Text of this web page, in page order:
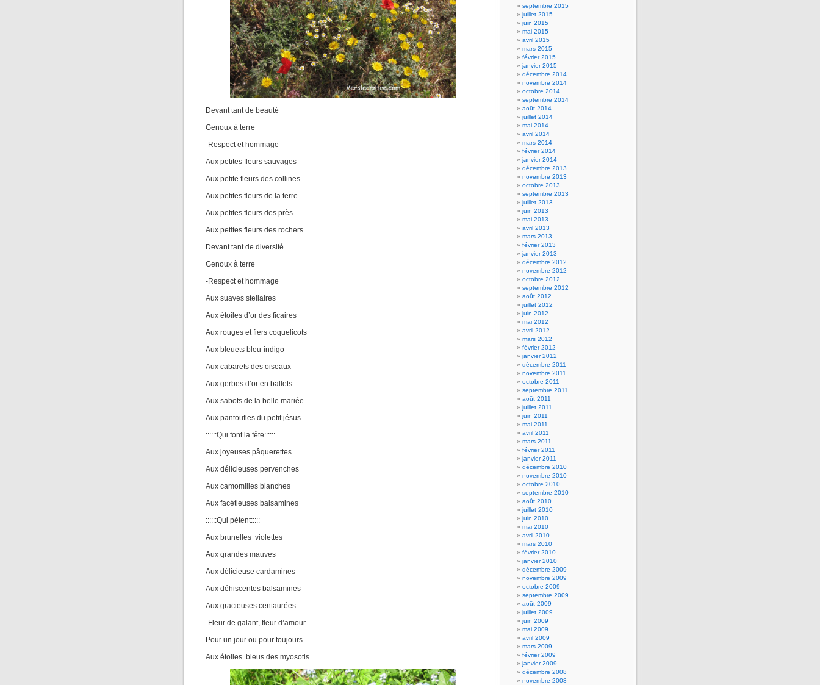
Devant tant de beauté
Genoux à terre
-Respect et hommage
Aux petites fleurs sauvages
Aux petite fleurs des collines
Aux petites fleurs de la terre
Aux petites fleurs des près
Aux petites fleurs des rochers
Devant tant de diversité
Genoux à terre
-Respect et hommage
Aux suaves stellaires
Aux étoiles d’or des ficaires
Aux rouges et fiers coquelicots
Aux bleuets bleu-indigo
Aux cabarets des oiseaux
Aux gerbes d’or en ballets
Aux sabots de la belle mariée
Aux pantoufles du petit jésus
::::::Qui font la fête::::::
Aux joyeuses pâquerettes
Aux délicieuses pervenches
Aux camomilles blanches
Aux facétieuses balsamines
::::::Qui pètent:::::
Aux brunelles violettes
Aux grandes mauves
Aux délicieuse cardamines
Aux déhiscentes balsamines
Aux gracieuses centaurées
-Fleur de galant, fleur d’amour
Pour un jour ou pour toujours-
Aux étoiles bleus des myosotis
septembre 2015
juillet 2015
juin 2015
mai 2015
avril 2015
mars 2015
février 2015
janvier 2015
décembre 2014
novembre 2014
octobre 2014
septembre 2014
août 2014
juillet 2014
mai 2014
avril 2014
mars 2014
février 2014
janvier 2014
décembre 2013
novembre 2013
octobre 2013
septembre 2013
juillet 2013
juin 2013
mai 2013
avril 2013
mars 2013
février 2013
janvier 2013
décembre 2012
novembre 2012
octobre 2012
septembre 2012
août 2012
juillet 2012
juin 2012
mai 2012
avril 2012
mars 2012
février 2012
janvier 2012
décembre 2011
novembre 2011
octobre 2011
septembre 2011
août 2011
juillet 2011
juin 2011
mai 2011
avril 2011
mars 2011
février 2011
janvier 2011
décembre 2010
novembre 2010
octobre 2010
septembre 2010
août 2010
juillet 2010
juin 2010
mai 2010
avril 2010
mars 2010
février 2010
janvier 2010
décembre 2009
novembre 2009
octobre 2009
septembre 2009
août 2009
juillet 2009
juin 2009
mai 2009
avril 2009
mars 2009
février 2009
janvier 2009
décembre 2008
novembre 2008